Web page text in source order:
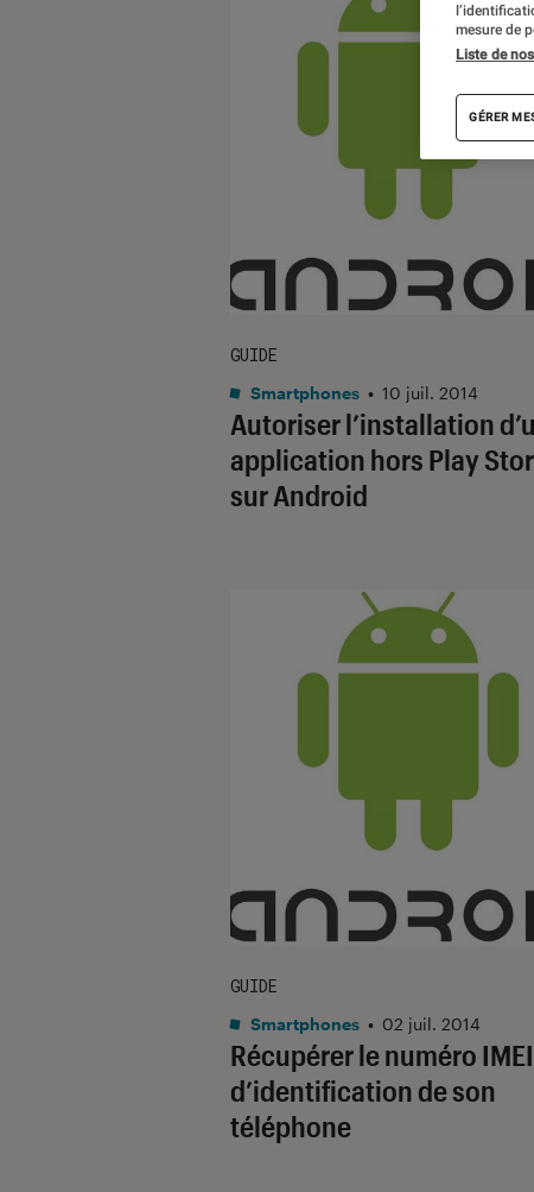
Autoriser l’installation
application hors Play
sur Android
GUIDE
Smartphones • 10 juil. 2014
Récupérer le numéro IMEI
d’identification de son
téléphone
GUIDE
Smartphones • 02 juil. 2014
mesure de
Liste de
GÉRER